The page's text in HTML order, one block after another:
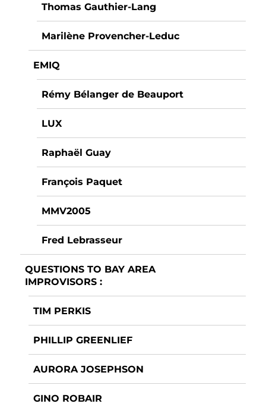
Thomas Gauthier-Lang
Marilène Provencher-Leduc
EMIQ
Rémy Bélanger de Beauport
LUX
Raphaël Guay
François Paquet
MMV2005
Fred Lebrasseur
QUESTIONS TO BAY AREA
IMPROVISORS :
TIM PERKIS
PHILLIP GREENLIEF
AURORA JOSEPHSON
GINO ROBAIR